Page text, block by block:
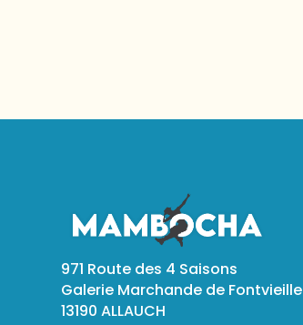
971 Route des 4 Saisons
Galerie Marchande de Fontvieille
13190 ALLAUCH